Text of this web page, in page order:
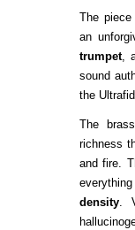
The piece
an
trumpet,
sound
the
The
richness
and fire.
density.